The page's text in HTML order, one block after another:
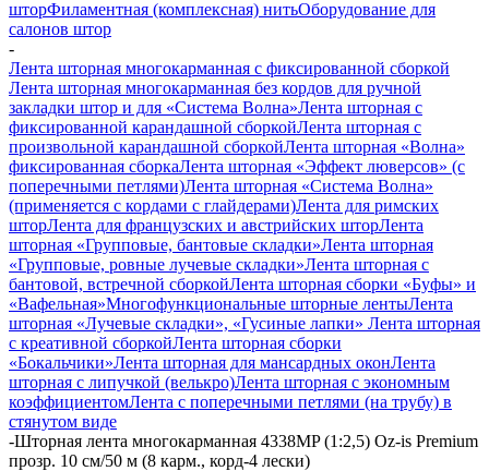
шторФиламентная (комплексная) нитьОборудование для
салонов штор
-
Лента шторная многокарманная с фиксированной сборкой
Лента шторная многокарманная без кордов для ручной
закладки штор и для «Система Волна»Лента шторная с
фиксированной карандашной сборкойЛента шторная с
произвольной карандашной сборкойЛента шторная «Волна»
фиксированная сборкаЛента шторная «Эффект люверсов» (с
поперечными петлями)Лента шторная «Система Волна»
(применяется с кордами с глайдерами)Лента для римских
шторЛента для французских и австрийских шторЛента
шторная «Групповые, бантовые складки»Лента шторная
«Групповые, ровные лучевые складки»Лента шторная с
бантовой, встречной сборкойЛента шторная сборки «Буфы» и
«Вафельная»Многофункциональные шторные лентыЛента
шторная «Лучевые складки», «Гусиные лапки» Лента шторная
с креативной сборкойЛента шторная сборки
«Бокальчики»Лента шторная для мансардных оконЛента
шторная с липучкой (велькро)Лента шторная с экономным
коэффициентомЛента с поперечными петлями (на трубу) в
стянутом виде
-Шторная лента многокарманная 4338MP (1:2,5) Oz-is Premium
прозр. 10 см/50 м (8 карм., корд-4 лески)